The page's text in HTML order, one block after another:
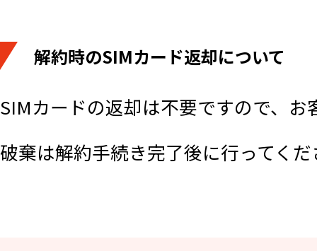
解約時のSIMカード返却について
SIMカードの返却は不要ですので、
破棄は解約手続き完了後に行ってく